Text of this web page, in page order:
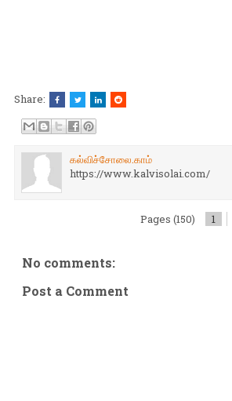
Share:
கல்விச்சோலை.காம்
https://www.kalvisolai.com/
Pages (150) 1
No comments:
Post a Comment